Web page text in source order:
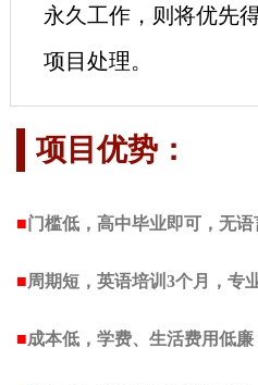
永久工作，则将优先
项目处理。
项目优势：
■门槛低，高中毕业即可，无
■周期短，英语培训3个月，专
■成本低，学费、生活费用低